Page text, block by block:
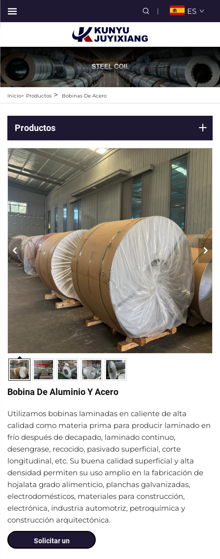
ES
Inicio> Productos > Bobinas De Acero
Productos
Bobina De Aluminio Y Acero
Utilizamos bobinas laminadas en caliente de alta
calidad como materia prima para producir laminado en
frío después de decapado, laminado continuo,
desengrase, recocido, pasivado superficial, corte
longitudinal, etc. Su buena calidad superficial y alta
densidad permiten su uso amplio en la fabricación de
hojalata grado alimenticio, planchas galvanizadas,
electrodomésticos, materiales para construcción,
electrónica, industria automotriz, petroquímica y
construcción arquitectónica.
Solicitar un